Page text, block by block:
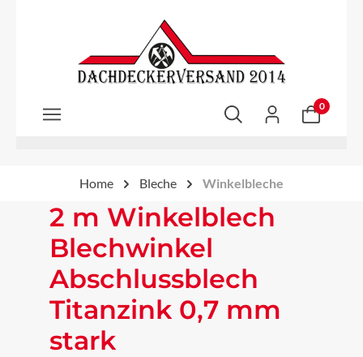
Zum Hauptinhalt springen
0
Home Bleche Winkelbleche
2 m Winkelblech
Blechwinkel
Abschlussblech
Titanzink 0,7 mm
stark